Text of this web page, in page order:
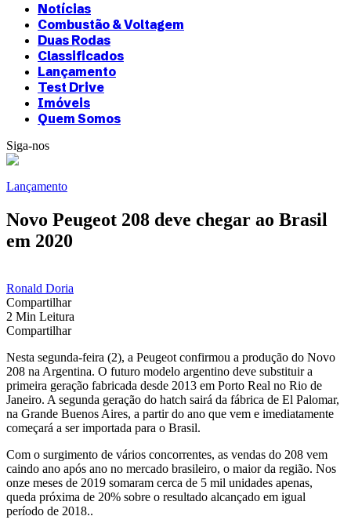
Notícias
Combustão & Voltagem
Duas Rodas
Classificados
Lançamento
Test Drive
Imóveis
Quem Somos
Siga-nos
Lançamento
Novo Peugeot 208 deve chegar ao Brasil
em 2020
Ronald Doria
Compartilhar
2 Min Leitura
Compartilhar
Nesta segunda-feira (2), a Peugeot confirmou a produção do Novo
208 na Argentina. O futuro modelo argentino deve substituir a
primeira geração fabricada desde 2013 em Porto Real no Rio de
Janeiro. A segunda geração do hatch sairá da fábrica de El Palomar,
na Grande Buenos Aires, a partir do ano que vem e imediatamente
começará a ser importada para o Brasil.
Com o surgimento de vários concorrentes, as vendas do 208 vem
caindo ano após ano no mercado brasileiro, o maior da região. Nos
onze meses de 2019 somaram cerca de 5 mil unidades apenas,
queda próxima de 20% sobre o resultado alcançado em igual
período de 2018..